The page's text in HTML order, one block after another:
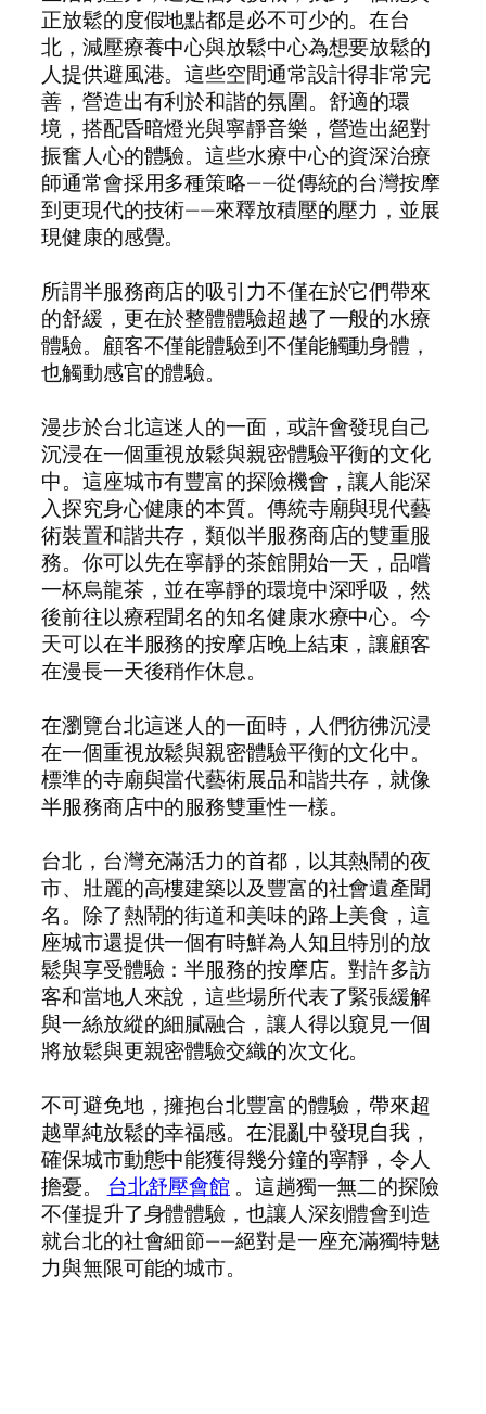
正放鬆的度假地點都是必不可少的。在台
北，減壓療養中心與放鬆中心為想要放鬆的
人提供避風港。這些空間通常設計得非常完
善，營造出有利於和諧的氛圍。舒適的環
境，搭配昏暗燈光與寧靜音樂，營造出絕對
振奮人心的體驗。這些水療中心的資深治療
師通常會採用多種策略——從傳統的台灣按摩
到更現代的技術——來釋放積壓的壓力，並展
現健康的感覺。
所謂半服務商店的吸引力不僅在於它們帶來
的舒緩，更在於整體體驗超越了一般的水療
體驗。顧客不僅能體驗到不僅能觸動身體，
也觸動感官的體驗。
漫步於台北這迷人的一面，或許會發現自己
沉浸在一個重視放鬆與親密體驗平衡的文化
中。這座城市有豐富的探險機會，讓人能深
入探究身心健康的本質。傳統寺廟與現代藝
術裝置和諧共存，類似半服務商店的雙重服
務。你可以先在寧靜的茶館開始一天，品嚐
一杯烏龍茶，並在寧靜的環境中深呼吸，然
後前往以療程聞名的知名健康水療中心。今
天可以在半服務的按摩店晚上結束，讓顧客
在漫長一天後稍作休息。
在瀏覽台北這迷人的一面時，人們彷彿沉浸
在一個重視放鬆與親密體驗平衡的文化中。
標準的寺廟與當代藝術展品和諧共存，就像
半服務商店中的服務雙重性一樣。
台北，台灣充滿活力的首都，以其熱鬧的夜
市、壯麗的高樓建築以及豐富的社會遺產聞
名。除了熱鬧的街道和美味的路上美食，這
座城市還提供一個有時鮮為人知且特別的放
鬆與享受體驗：半服務的按摩店。對許多訪
客和當地人來說，這些場所代表了緊張緩解
與一絲放縱的細膩融合，讓人得以窺見一個
將放鬆與更親密體驗交織的次文化。
不可避免地，擁抱台北豐富的體驗，帶來超
越單純放鬆的幸福感。在混亂中發現自我，
確保城市動態中能獲得幾分鐘的寧靜，令人
擔憂。 台北舒壓會館 。這趟獨一無二的探險
不僅提升了身體體驗，也讓人深刻體會到造
就台北的社會細節——絕對是一座充滿獨特魅
力與無限可能的城市。